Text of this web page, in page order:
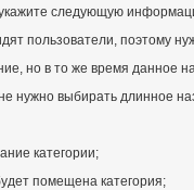
укажите следующую
пользователи, поэтому
но в то же время данное
нужно выбирать длинное
категории;
помещена категория;